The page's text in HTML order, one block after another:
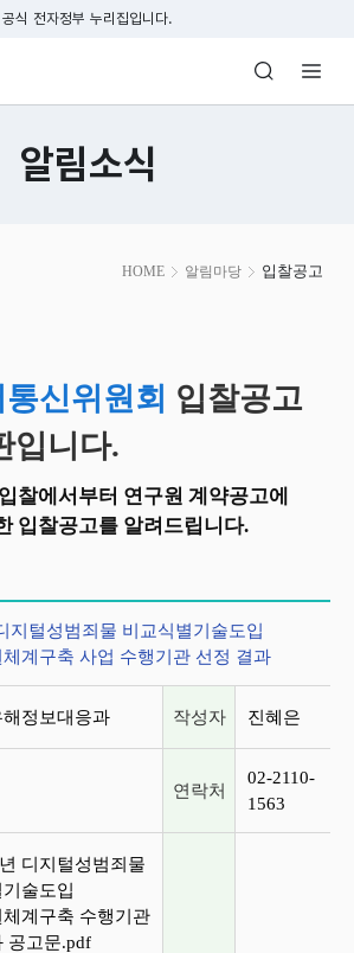
본문 바로가기
식 전자정부 누리집입니다.
신위원회 Korea Media
알림소식
HOME 알림마당 입찰공고
신위원회 입찰공고
입니다.
찰에서부터 연구원 계약공고에
입찰공고를 알려드립니다.
지털성범죄물 비교식별기술도입
계구축 사업 수행기관 선정 결과
정보대응과 작성자 진혜은
연락처
02-2110-
1563
디지털성범죄물
술도입
계구축 수행기관
공고문.pdf